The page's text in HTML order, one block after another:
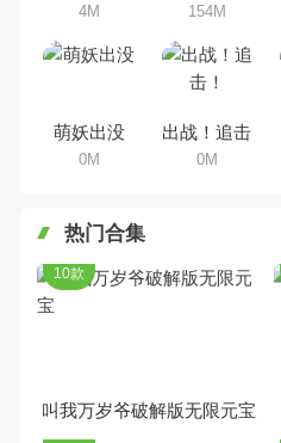
4M 154M
萌妖出没
0M
出战！追击！
0M
热门合集
叫我万岁爷破解版无限元宝
10款